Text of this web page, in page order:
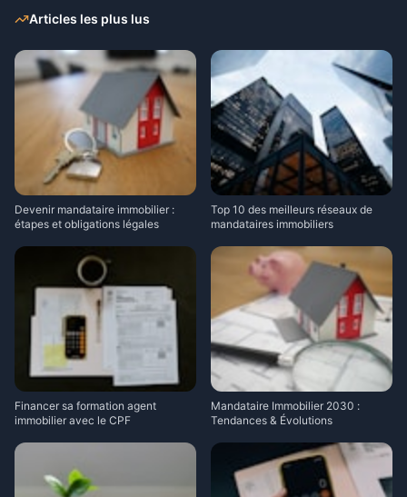
Articles les plus lus
Devenir mandataire immobilier :
étapes et obligations légales
Top 10 des meilleurs réseaux de
mandataires immobiliers
Financer sa formation agent
immobilier avec le CPF
Mandataire Immobilier 2030 :
Tendances & Évolutions